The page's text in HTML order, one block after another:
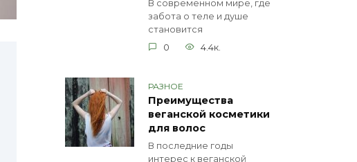
В современном мире, где
забота о теле и душе
становится
0
4.4к.
РАЗНОЕ
Преимущества
веганской косметики
для волос
В последние годы
интерес к веганской